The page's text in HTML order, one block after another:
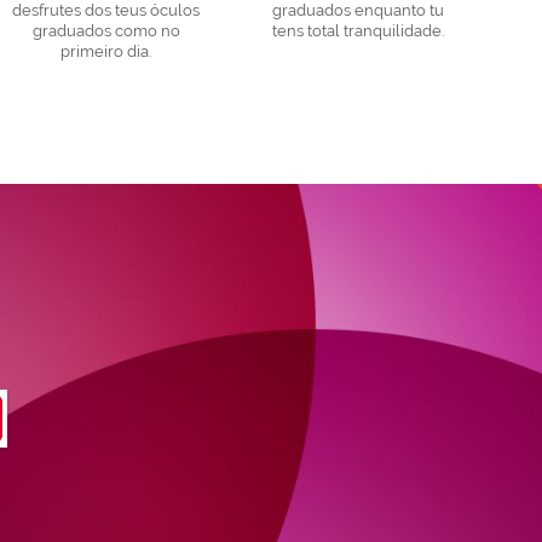
desfrutes dos teus óculos
graduados como no
primeiro dia.
graduados enquanto tu
tens total tranquilidade.